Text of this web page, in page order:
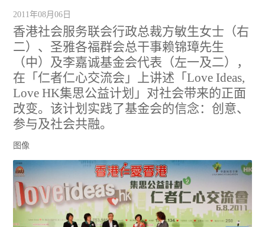
2011年08月06日
香港社会服务联会行政总裁方敏生女士（右
二）、圣雅各福群会总干事赖锦璋先生
（中）及李嘉诚基金会代表（左一及二），
在「仁者仁心交流会」上讲述「Love Ideas,
Love HK集思公益计划」对社会带来的正面
改变。该计划实践了基金会的信念：创意、
参与及社会共融。
图像